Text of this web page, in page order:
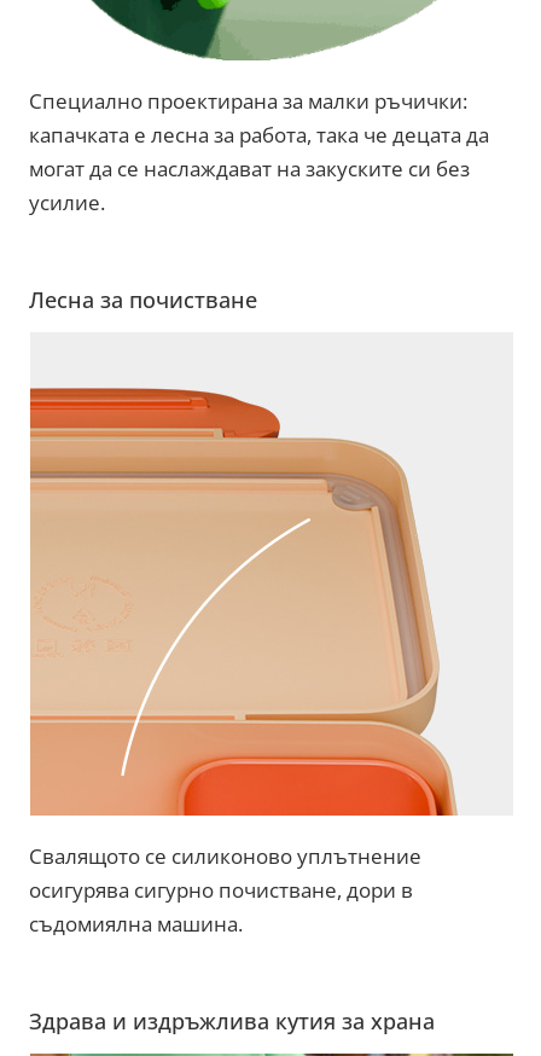
Специално проектирана за малки ръчички:
капачката е лесна за работа, така че децата да
могат да се наслаждават на закуските си без
усилие.
Лесна за почистване
Свалящото се силиконово уплътнение
осигурява сигурно почистване, дори в
съдомиялна машина.
Здрава и издръжлива кутия за храна